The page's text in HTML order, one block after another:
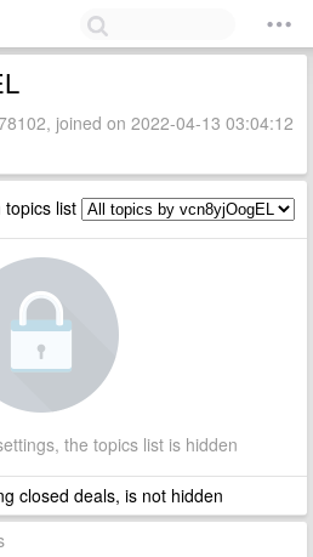
joined on 2022-04-13 03:04:12
topics list
the topics list is hidden
closed deals, is not hidden